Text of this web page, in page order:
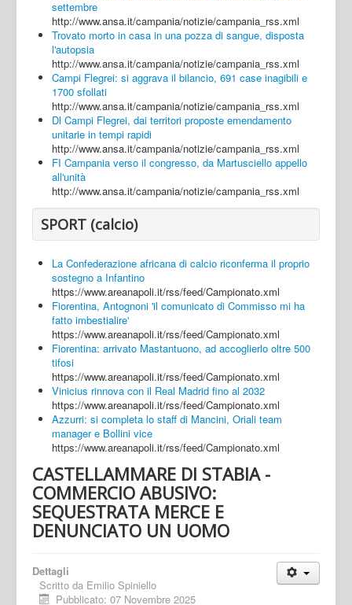
settembre
http://www.ansa.it/campania/notizie/campania_rss.xml
Trovato morto in casa in una pozza di sangue, disposta
l'autopsia
http://www.ansa.it/campania/notizie/campania_rss.xml
Campi Flegrei: si aggrava il bilancio, 691 case inagibili e
1700 sfollati
http://www.ansa.it/campania/notizie/campania_rss.xml
Dl Campi Flegrei, dai territori proposte emendamento
unitarie in tempi rapidi
http://www.ansa.it/campania/notizie/campania_rss.xml
FI Campania verso il congresso, da Martusciello appello
all'unità
http://www.ansa.it/campania/notizie/campania_rss.xml
SPORT (calcio)
La Confederazione africana di calcio riconferma il proprio
sostegno a Infantino
https://www.areanapoli.it/rss/feed/Campionato.xml
Fiorentina, Antognoni 'il comunicato di Commisso mi ha
fatto imbestialire'
https://www.areanapoli.it/rss/feed/Campionato.xml
Fiorentina: arrivato Mastantuono, ad accoglierlo oltre 500
tifosi
https://www.areanapoli.it/rss/feed/Campionato.xml
Vinicius rinnova con il Real Madrid fino al 2032
https://www.areanapoli.it/rss/feed/Campionato.xml
Azzurri: si completa lo staff di Mancini, Oriali team
manager e Bollini vice
https://www.areanapoli.it/rss/feed/Campionato.xml
CASTELLAMMARE DI STABIA -
COMMERCIO ABUSIVO:
SEQUESTRATA MERCE E
DENUNCIATO UN UOMO
Dettagli
Scritto da Emilio Spiniello
Pubblicato: 07 Novembre 2025